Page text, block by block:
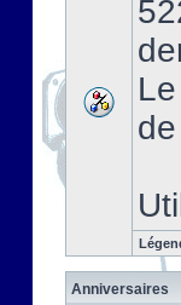
de
Anniversaires